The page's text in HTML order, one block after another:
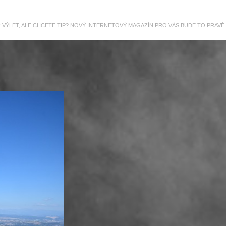
ALE CHCETE TIP? NOVÝ INTERNETOVÝ MAGAZÍN PRO VÁS BUDE TO PRAVÉ